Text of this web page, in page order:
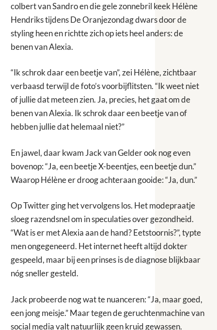
colbert van Sandro en die gele zonnebril keek Hélène
Hendriks tijdens De Oranjezondag dwars door de
styling heen en richtte zich op iets heel anders: de
benen van Alexia.
“Ik schrok daar een beetje van”, zei Hélène, zichtbaar
verbaasd terwijl de foto’s voorbijflitsten. “Ik weet niet
of jullie dat meteen zien. Ja, precies, het gaat om de
benen van Alexia. Ik schrok daar een beetje van of
hebben jullie dat helemaal niet?”
En jawel, daar kwam Jack van Gelder ook nog even
bovenop: “Ja, een beetje X-beentjes, een beetje dun.”
Waarop Hélène er droog achteraan gooide: “Ja, dun.”
Op Twitter ging het vervolgens los. Het modepraatje
sloeg razendsnel om in speculaties over gezondheid.
“Wat is er met Alexia aan de hand? Eetstoornis?”, typte
men ongegeneerd. Het internet heeft altijd dokter
gespeeld, maar bij een prinses is de diagnose blijkbaar
nóg sneller gesteld.
Jack probeerde nog wat te nuanceren: “Ja, maar goed,
een jong meisje.” Maar tegen de geruchtenmachine van
social media valt natuurlijk geen kruid gewassen.